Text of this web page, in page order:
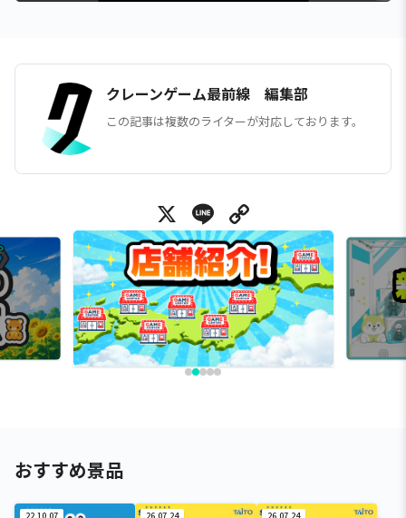
クレーンゲーム最前線 編集部
この記事は複数のライターが対応しております。
X Line
おすすめ景品